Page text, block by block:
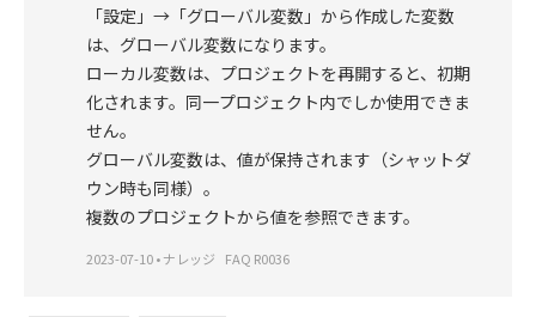
「設定」→「グローバル変数」から作成した変数
は、グローバル変数になります。
ローカル変数は、プロジェクトを再開すると、初期
化されます。同一プロジェクト内でしか使用できま
せん。
グローバル変数は、値が保持されます（シャットダ
ウン時も同様）。
複数のプロジェクトから値を参照できます。
2023-07-10•ナレッジ FAQ R0036